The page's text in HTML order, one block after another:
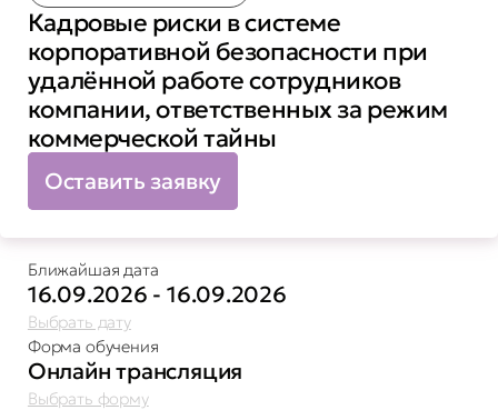
Кадровые риски в системе
корпоративной безопасности при
удалённой работе сотрудников
компании, ответственных за режим
коммерческой тайны
Оставить заявку
Ближайшая дата
16.09.2026 - 16.09.2026
Выбрать дату
Форма обучения
Онлайн трансляция
Выбрать форму